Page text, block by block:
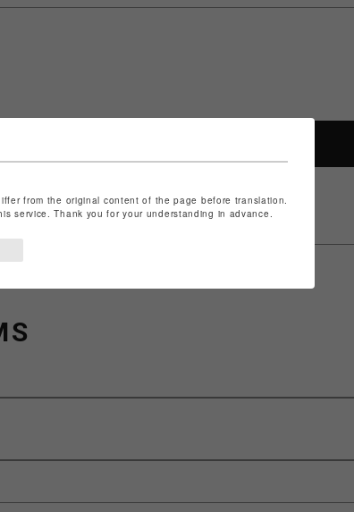
from the original content of the page before translation.
service. Thank you for your understanding in advance.